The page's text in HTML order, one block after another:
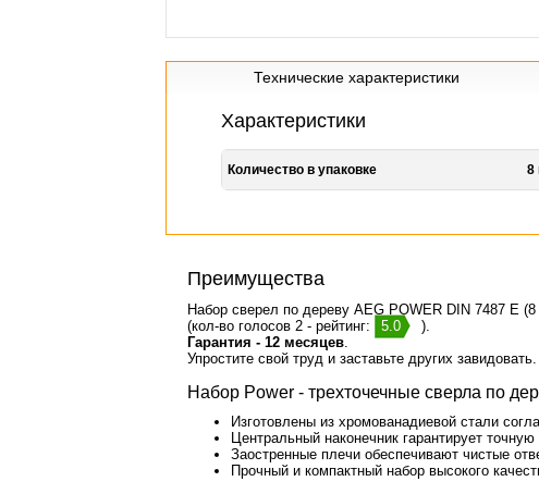
Технические характеристики
Характеристики
Количество в упаковке 8
Преимущества
Набор сверел по дереву AEG POWER DIN 7487 E
(кол-во голосов 2 - рейтинг:
5.0
).
Гарантия - 12 месяцев.
Упростите свой труд и заставьте других
Набор Power - трехточечные сверла по
Изготовлены из хромованадиевой стали
Центральный наконечник гарантирует точную
Заостренные плечи обеспечивают чистые
Прочный и компактный набор высокого